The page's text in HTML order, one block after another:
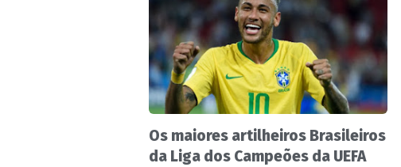
Os maiores artilheiros Brasileiros
da Liga dos Campeões da UEFA